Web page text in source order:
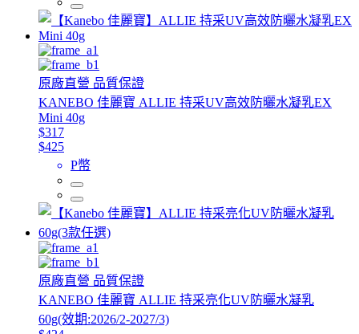
原廠直營 品質保證
KANEBO 佳麗寶 ALLIE 持采UV高效防曬水凝乳EX
Mini 40g
$317
$425
P幣
原廠直營 品質保證
KANEBO 佳麗寶 ALLIE 持采亮化UV防曬水凝乳
60g(效期:2026/2-2027/3)